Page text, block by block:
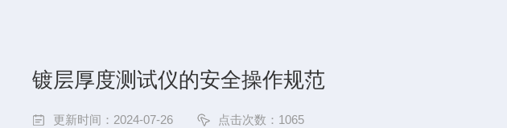
镀层厚度测试仪的安全操作规范
更新时间：2024-07-26 点击次数：1065